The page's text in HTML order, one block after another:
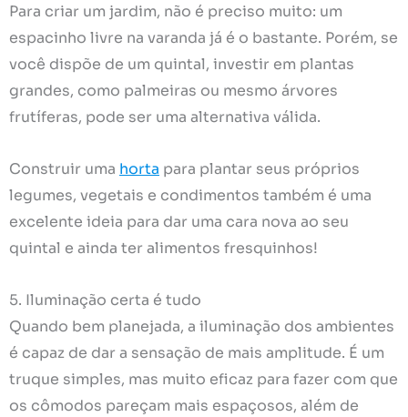
Para criar um jardim, não é preciso muito: um
espacinho livre na varanda já é o bastante. Porém, se
você dispõe de um quintal, investir em plantas
grandes, como palmeiras ou mesmo árvores
frutíferas, pode ser uma alternativa válida.
Construir uma horta para plantar seus próprios
legumes, vegetais e condimentos também é uma
excelente ideia para dar uma cara nova ao seu
quintal e ainda ter alimentos fresquinhos!
5. Iluminação certa é tudo
Quando bem planejada, a iluminação dos ambientes
é capaz de dar a sensação de mais amplitude. É um
truque simples, mas muito eficaz para fazer com que
os cômodos pareçam mais espaçosos, além de